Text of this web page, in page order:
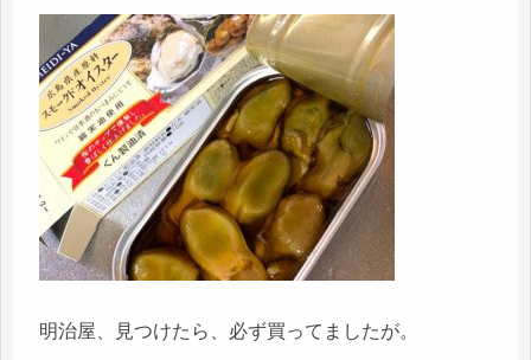
明治屋、見つけたら、必ず買ってましたが。